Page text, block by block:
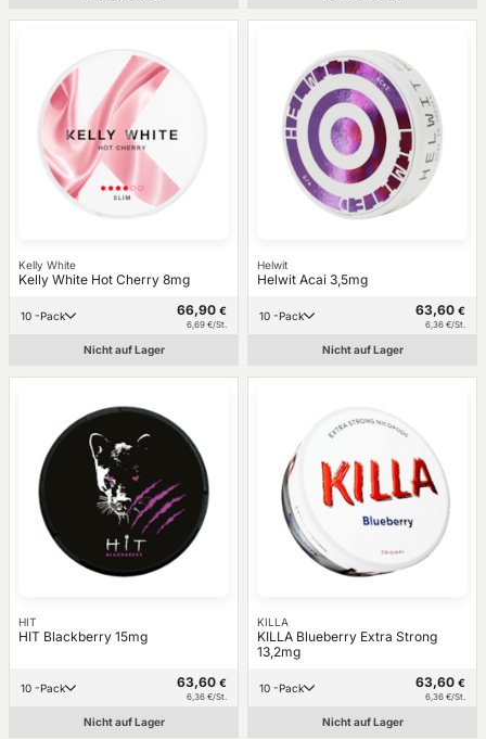
Kelly White
Kelly White Hot Cherry 8mg
10 -Pack 66,90 €
6,69 €/St.
Nicht auf Lager
Helwit
Helwit Acai 3,5mg
10 -Pack 63,60 €
6,36 €/St.
Nicht auf Lager
HIT
HIT Blackberry 15mg
10 -Pack 63,60 €
6,36 €/St.
Nicht auf Lager
KILLA
KILLA Blueberry Extra Strong
13,2mg
10 -Pack 63,60 €
6,36 €/St.
Nicht auf Lager